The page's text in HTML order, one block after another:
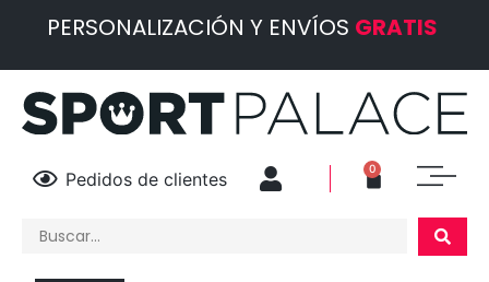
PERSONALIZACIÓN Y ENVÍOS GRATIS
Pedidos de clientes 0